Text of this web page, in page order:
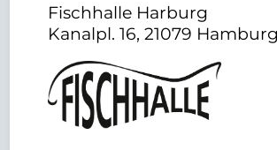
Fischhalle Harburg
Kanalpl. 16, 21079 Hamburg